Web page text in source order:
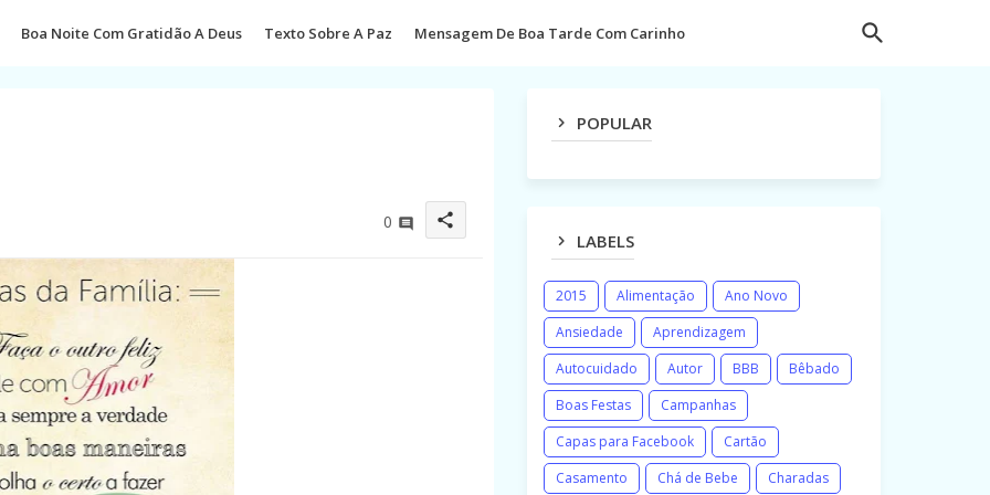
Boa Noite Com Gratidão A Deus Texto Sobre A Paz Mensagem De Boa Tarde Com Carinho
0 share
POPULAR
LABELS
2015 Alimentação
Ano Novo
Ansiedade
Aprendizagem
Autocuidado
Autor BBB
Bêbado
Boas Festas
Campanhas
Capas para Facebook
Cartão
Casamento
Chá de Bebe
Charadas